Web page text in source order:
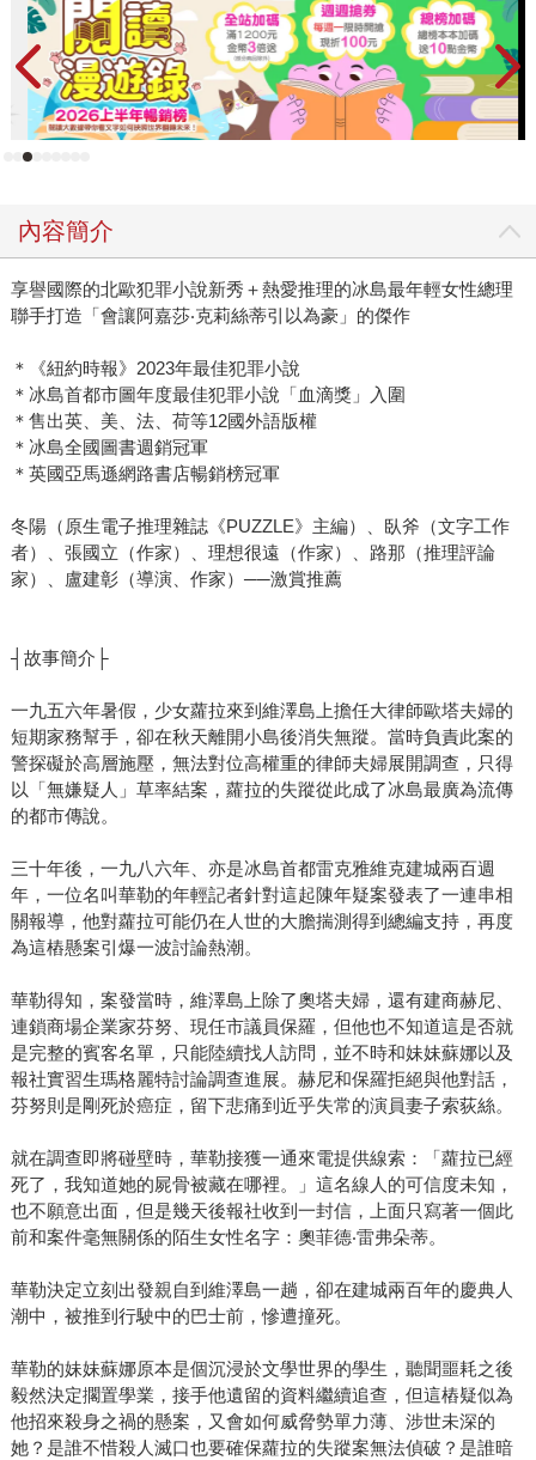
內容簡介
享譽國際的北歐犯罪小說新秀＋熱愛推理的冰島最年輕女性總理
聯手打造「會讓阿嘉莎‧克莉絲蒂引以為豪」的傑作
＊《紐約時報》2023年最佳犯罪小說
＊冰島首都市圖年度最佳犯罪小說「血滴獎」入圍
＊售出英、美、法、荷等12國外語版權
＊冰島全國圖書週銷冠軍
＊英國亞馬遜網路書店暢銷榜冠軍
冬陽（原生電子推理雜誌《PUZZLE》主編）、臥斧（文字工作
者）、張國立（作家）、理想很遠（作家）、路那（推理評論
家）、盧建彰（導演、作家）──激賞推薦
┤故事簡介├
一九五六年暑假，少女蘿拉來到維澤島上擔任大律師歐塔夫婦的
短期家務幫手，卻在秋天離開小島後消失無蹤。當時負責此案的
警探礙於高層施壓，無法對位高權重的律師夫婦展開調查，只得
以「無嫌疑人」草率結案，蘿拉的失蹤從此成了冰島最廣為流傳
的都市傳說。
三十年後，一九八六年、亦是冰島首都雷克雅維克建城兩百週
年，一位名叫華勒的年輕記者針對這起陳年疑案發表了一連串相
關報導，他對蘿拉可能仍在人世的大膽揣測得到總編支持，再度
為這樁懸案引爆一波討論熱潮。
華勒得知，案發當時，維澤島上除了奧塔夫婦，還有建商赫尼、
連鎖商場企業家芬努、現任市議員保羅，但他也不知道這是否就
是完整的賓客名單，只能陸續找人訪問，並不時和妹妹蘇娜以及
報社實習生瑪格麗特討論調查進展。赫尼和保羅拒絕與他對話，
芬努則是剛死於癌症，留下悲痛到近乎失常的演員妻子索荻絲。
就在調查即將碰壁時，華勒接獲一通來電提供線索：「蘿拉已經
死了，我知道她的屍骨被藏在哪裡。」這名線人的可信度未知，
也不願意出面，但是幾天後報社收到一封信，上面只寫著一個此
前和案件毫無關係的陌生女性名字：奧菲德‧雷弗朵蒂。
華勒決定立刻出發親自到維澤島一趟，卻在建城兩百年的慶典人
潮中，被推到行駛中的巴士前，慘遭撞死。
華勒的妹妹蘇娜原本是個沉浸於文學世界的學生，聽聞噩耗之後
毅然決定擱置學業，接手他遺留的資料繼續追查，但這樁疑似為
他招來殺身之禍的懸案，又會如何威脅勢單力薄、涉世未深的
她？是誰不惜殺人滅口也要確保蘿拉的失蹤案無法偵破？是誰暗